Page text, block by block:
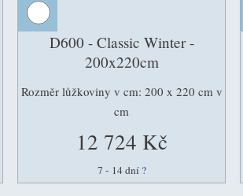
D600 - Classic Winter -
200x220cm
Rozměr lůžkoviny v cm: 200 x 220 cm v
cm
12 724 Kč
7 - 14 dní ?